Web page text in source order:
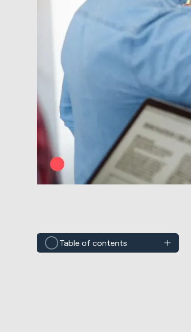
Table of contents